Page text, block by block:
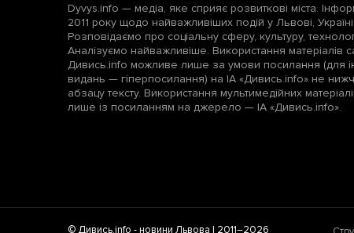
Dyvys.info — медіа, яке сприяє розвиткові міста.
2011 року щодо найважливіших подій у Львові, Україні
Розповідаємо про соціальну сферу, культуру,
Аналізуємо найважливіше. Використання матеріалів
Дивись.info можливе лише за умови посилання (для
видань — гіперпосилання) на ІА «Дивись.info» не
абзацу тексту. Використання мультимедійних
лише із посиланням на джерело — ІА «Дивись.info».
© Дивись.info -новини Львова | 2011–2026